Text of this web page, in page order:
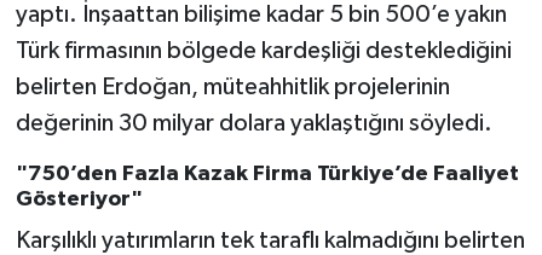
yaptı. İnşaattan bilişime kadar 5 bin 500’e yakın
Türk firmasının bölgede kardeşliği desteklediğini
belirten Erdoğan, müteahhitlik projelerinin
değerinin 30 milyar dolara yaklaştığını söyledi.
"750’den Fazla Kazak Firma Türkiye’de Faaliyet
Gösteriyor"
Karşılıklı yatırımların tek taraflı kalmadığını belirten